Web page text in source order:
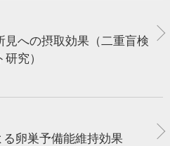
見への摂取効果（二重盲検
究）
卵巣予備能維持効果